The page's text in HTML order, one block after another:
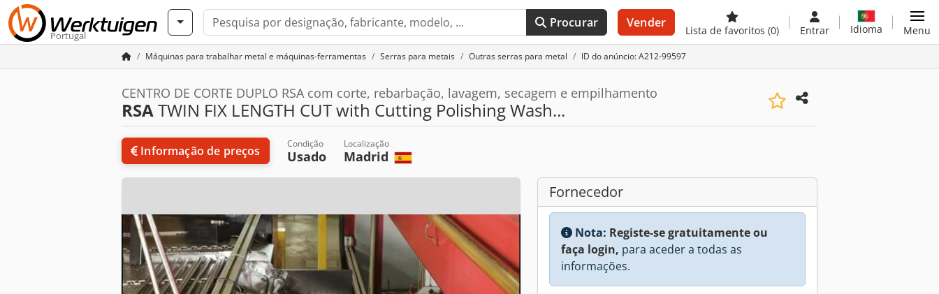
Portugal
Procurar Vender
Lista de favoritos (0) Entrar Idioma Menu
Máquinas para trabalhar metal e máquinas-ferramentas Serras para metais Outras serras para metal ID do anúncio: A212-99597
CENTRO DE CORTE DUPLO RSA com corte, rebarbação, lavagem, secagem e empilhamento
RSATWIN FIX LENGTH CUT with Cutting Polishing Wash...
Informação de preços Condição
Usado
Localização
Madrid
Fornecedor
Nota: Registe-se gratuitamente ou
faça login, para aceder a todas as
informações.